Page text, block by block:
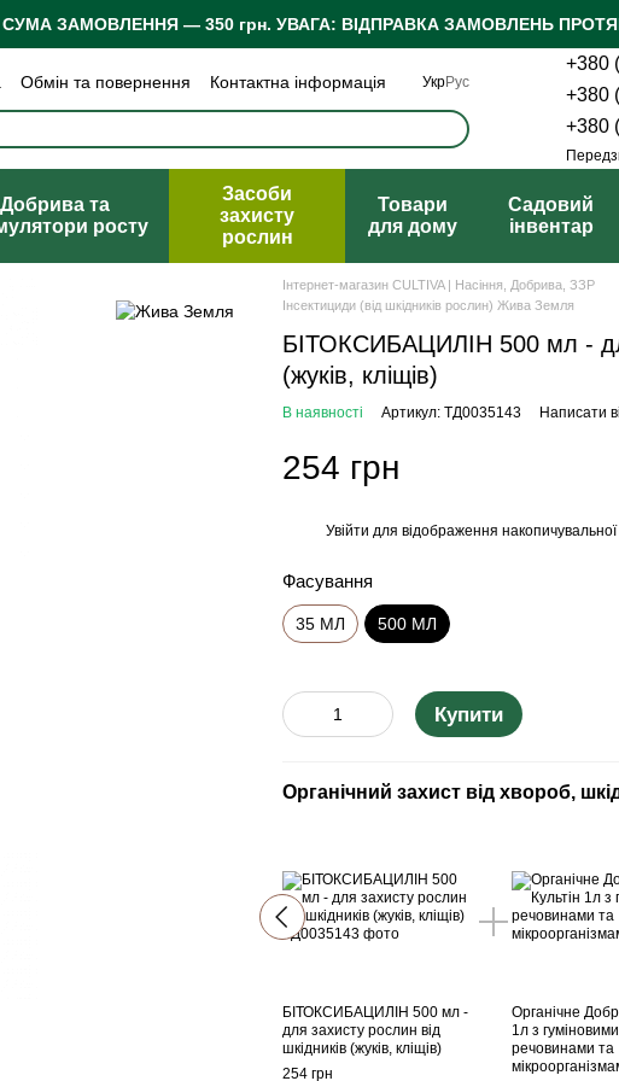
ЗАМОВЛЕННЯ — 350 грн. УВАГА: ВІДПРАВКА ЗАМОВЛЕНЬ
Обмін та повернення
Контактна інформація
Відгуки про магазин
УкрРус
+380
+380
+380
Добрива та
росту
Засоби
захисту
рослин
Товари
для дому
Садовий
інвентар
Інтернет-магазин CULTIVA | Насіння, Добрива, ЗЗР
Інсектициди (від шкідників рослин) Жива Земля
БІТОКСИБАЦИЛІН 500 мл -
(жуків, кліщів)
В наявності Артикул: ТД0035143 Написати
254 грн
Увійти для відображення
Фасування
35 МЛ 500 МЛ
Купити
Органічний захист від хвороб,
БІТОКСИБАЦИЛІН 500 мл -
для захисту рослин від
шкідників (жуків, кліщів)
254 грн
Органічне
1л з гуміновими
речовинами та